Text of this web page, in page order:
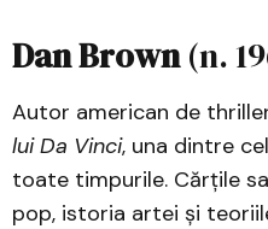
Dan Brown(n.
Autor american de
lui Da Vinci, una dintre
toate timpurile. Cărțile
pop, istoria artei și